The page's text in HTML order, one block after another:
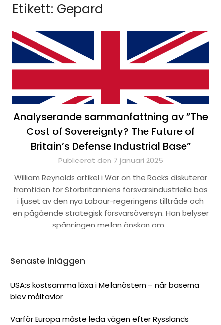
Etikett: Gepard
Analyserande sammanfattning av ”The
Cost of Sovereignty? The Future of
Britain’s Defense Industrial Base”
Publicerat den 7 januari 2025
William Reynolds artikel i War on the Rocks diskuterar
framtiden för Storbritanniens försvarsindustriella bas
i ljuset av den nya Labour-regeringens tillträde och
en pågående strategisk försvarsöversyn. Han belyser
spänningen mellan önskan om…
Senaste inläggen
USA:s kostsamma läxa i Mellanöstern – när baserna
blev måltavlor
Varför Europa måste leda vägen efter Rysslands